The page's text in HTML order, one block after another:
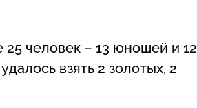
25 человек – 13 юношей и 12
взять 2 золотых, 2